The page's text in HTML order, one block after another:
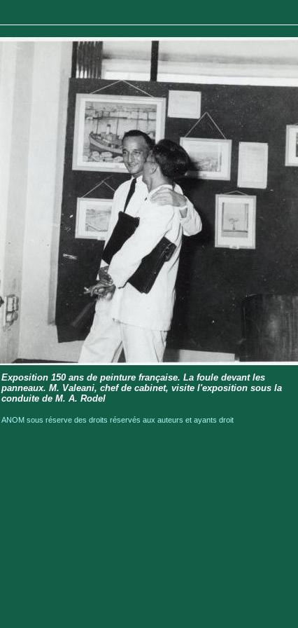
Exposition 150 ans de peinture française. La foule devant les
panneaux. M. Valeani, chef de cabinet, visite l'exposition sous la
conduite de M. A. Rodel
sous réserve des droits réservés aux auteurs et ayants droit